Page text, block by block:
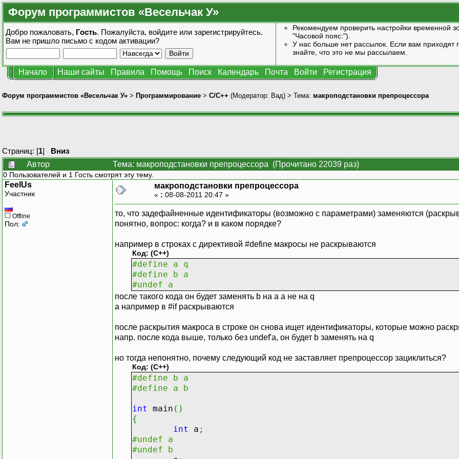
Форум программистов «Весельчак У»
Добро пожаловать, Гость. Пожалуйста, войдите или зарегистрируйтесь.
Вам не пришло письмо с кодом активации?
Рекомендуем проверить настройки
"Часовой пояс:").
У нас больше нет рассылок. Если вам
знайте, что это не мы рассылаем.
Начало Наши сайты Правила Помощь Поиск Календарь Почта Войти Регистрация
Форум программистов «Весельчак У» > Программирование > C/C++ (Модератор: Вад) > Тема: макроподстановки препроцессора
Страниц: [1] Вниз
Автор
Тема: макроподстановки препроцессора (Прочитано 22039 раз)
0 Пользователей и 1 Гость смотрят эту тему.
FeelUs
Участник
Offline
Пол:
макроподстановки препроцессора
« : 08-08-2011 20:47 »
то, что задефайненные идентификаторы (возможно с параметрами) заменяются
понятно, вопрос: когда? и в каком порядке?
например в строках с директивой #define макросы не раскрываются
Код: (C++)
#define a q
#define b a
#undef a
после такого кода он будет заменять b на a a не на q
а например в #if раскрываются
после раскрытия макроса в строке он снова ищет идентификаторы, которые можно
напр. после кода выше, только без undef'a, он будет b заменять на q
но тогда непонятно, почему следующий код не заставляет препроцессор зациклиться?
Код: (C++)
#define b a
#define a b
int main ( )
{
int
a ;
#undef a
#undef b